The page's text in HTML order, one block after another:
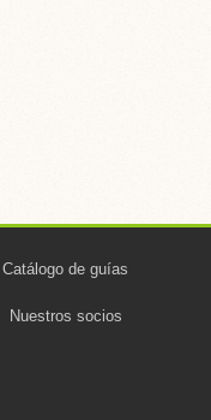
Catálogo de guías
Nuestros socios